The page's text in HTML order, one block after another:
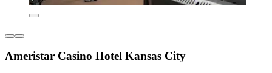
Ameristar Casino Hotel Kansas City